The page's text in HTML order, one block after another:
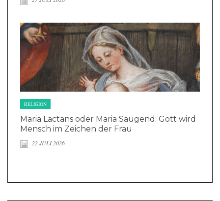
RELIGION
Maria Lactans oder Maria Säugend: Gott wird
Mensch im Zeichen der Frau
22 JULI 2026